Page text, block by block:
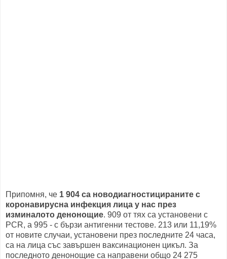
Припомня, че 1 904 са новодиагностицираните с
коронавирусна инфекция лица у нас през
изминалото денонощие. 909 от тях са установени с
PCR, а 995 - с бързи антигенни тестове. 213 или 11,19%
от новите случаи, установени през последните 24 часа,
са на лица със завършен ваксинационен цикъл. За
последното денонощие са направени общо 24 275